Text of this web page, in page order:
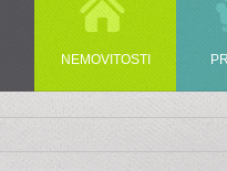
NEMOVITOSTI